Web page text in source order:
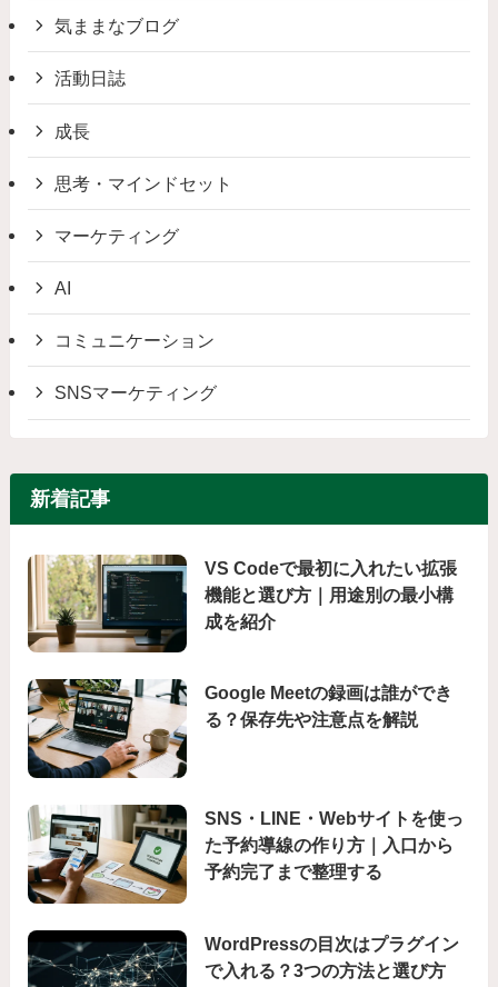
気ままなブログ
活動日誌
成長
思考・マインドセット
マーケティング
AI
コミュニケーション
SNSマーケティング
新着記事
VS Codeで最初に入れたい拡張
機能と選び方｜用途別の最小構
成を紹介
Google Meetの録画は誰ができ
る？保存先や注意点を解説
SNS・LINE・Webサイトを使っ
た予約導線の作り方｜入口から
予約完了まで整理する
WordPressの目次はプラグイン
で入れる？3つの方法と選び方